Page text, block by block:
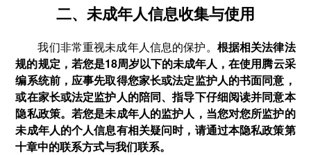
二、未成年人信息收集与使用
我们非常重视未成年人信息的保护。 根据相关法律法
规的规定，若您是18周岁以下的未成年人，在使用腾云采
编系统前，应事先取得您家长或法定监护人的书面同意，
或在家长或法定监护人的陪同、指导下仔细阅读并同意本
隐私政策。若您是未成年人的监护人，当您对您所监护的
未成年人的个人信息有相关疑问时，请通过本隐私政策第
十章中的联系方式与我们联系。